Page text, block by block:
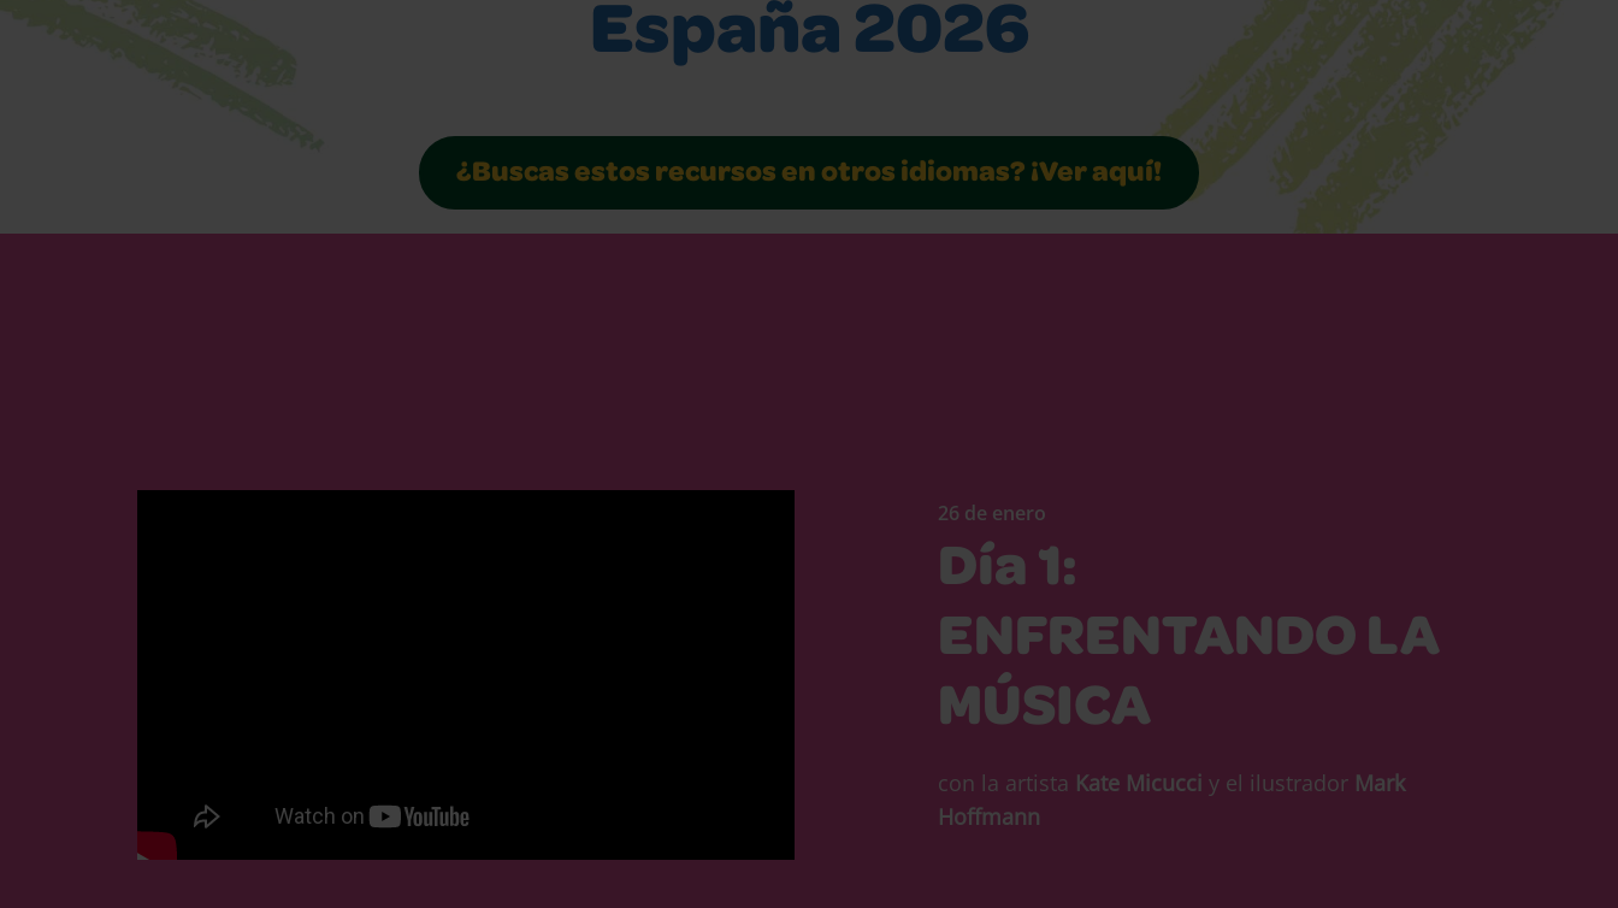
España 2026
¿Buscas estos recursos en otros idiomas? ¡Ver aquí!
26 de enero
Día 1:
ENFRENTANDO LA
MÚSICA
con la artista Kate Micucci y el ilustrador Mark
Hoffmann